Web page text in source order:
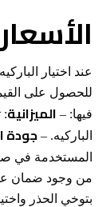
عند اختيار
للحصول على
فيها: – الميزانية:
الباركيه. –جودة
المستخدمة في
من وجود ضمان
بتوخي الحذر